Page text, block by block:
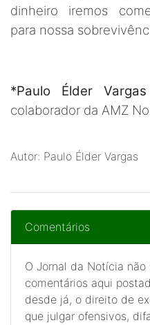
dinheiro iremos
para nossa
*Paulo Élder Vargas
colaborador da AMZ
Autor: Paulo Élder Vargas
Comentários
O Jornal da Notícia não
comentários aqui
desde já, o direito de
que julgar ofensivos,